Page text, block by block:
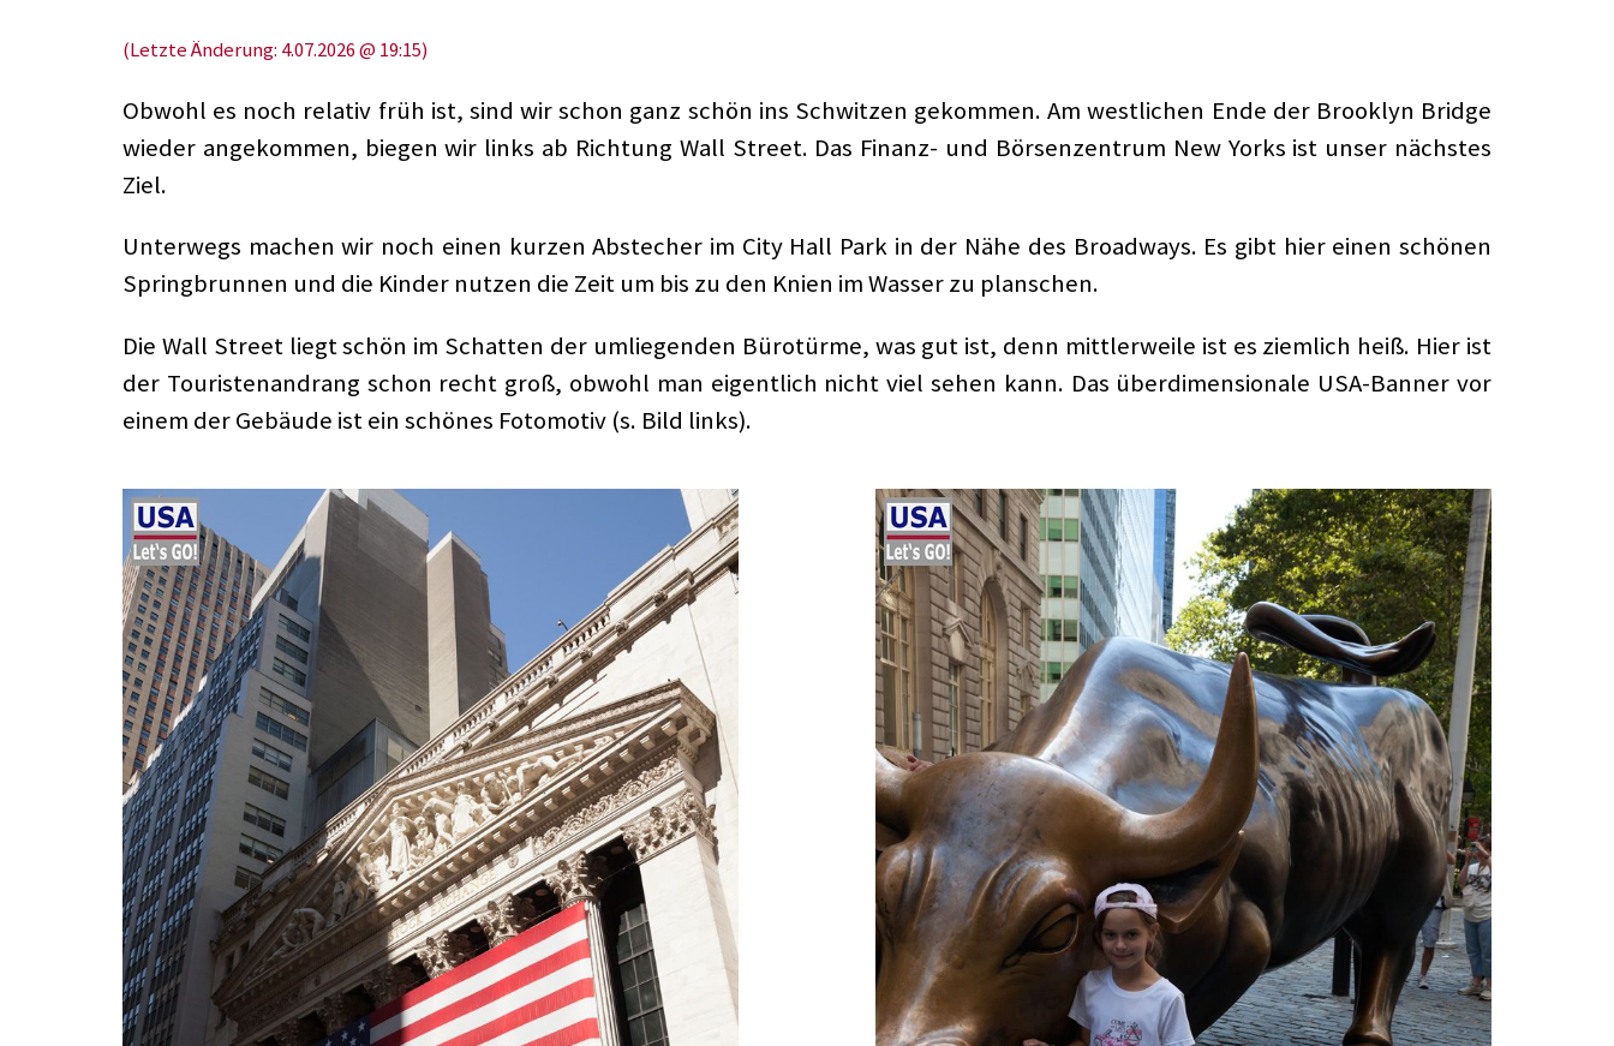
(Letzte Änderung: 4.07.2026 @ 19:15)
Obwohl es noch relativ früh ist, sind wir schon ganz schön ins Schwitzen gekommen. Am westlichen Ende der Brooklyn Bridge
wieder angekommen, biegen wir links ab Richtung Wall Street. Das Finanz- und Börsenzentrum New Yorks ist unser nächstes
Ziel.
Unterwegs machen wir noch einen kurzen Abstecher im City Hall Park in der Nähe des Broadways. Es gibt hier einen schönen
Springbrunnen und die Kinder nutzen die Zeit um bis zu den Knien im Wasser zu planschen.
Die Wall Street liegt schön im Schatten der umliegenden Bürotürme, was gut ist, denn mittlerweile ist es ziemlich heiß. Hier ist
der Touristenandrang schon recht groß, obwohl man eigentlich nicht viel sehen kann. Das überdimensionale USA-Banner vor
einem der Gebäude ist ein schönes Fotomotiv (s. Bild links).